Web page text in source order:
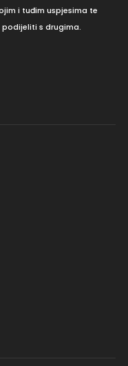
i tuđim uspjesima te
podijeliti s drugima.